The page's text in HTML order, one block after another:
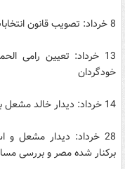
8 خرداد: تصویب قانون انتخابات سراسری فلسطین
13 خرداد: تعیین رامی
خودگردان
14 خرداد: دیدار خالد مشعل با پادشاه بحرین
28 خرداد: دیدار مشعل
برکنار شده مصر و بررسی